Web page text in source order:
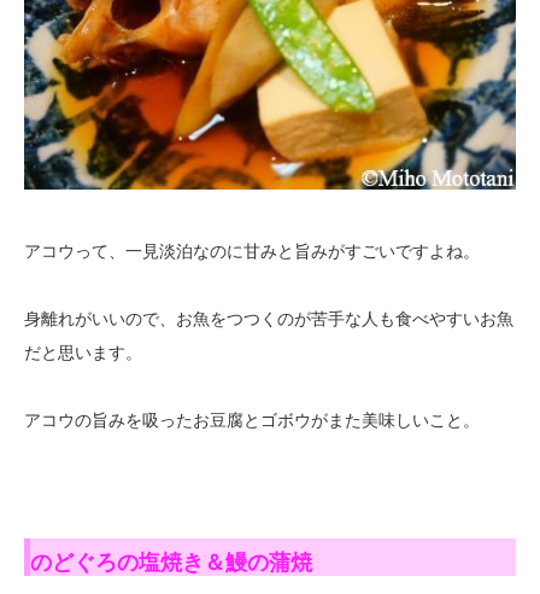
アコウって、一見淡泊なのに甘みと旨みがすごいですよね。
身離れがいいので、お魚をつつくのが苦手な人も食べやすいお魚
だと思います。
アコウの旨みを吸ったお豆腐とゴボウがまた美味しいこと。
のどぐろの塩焼き＆鰻の蒲焼